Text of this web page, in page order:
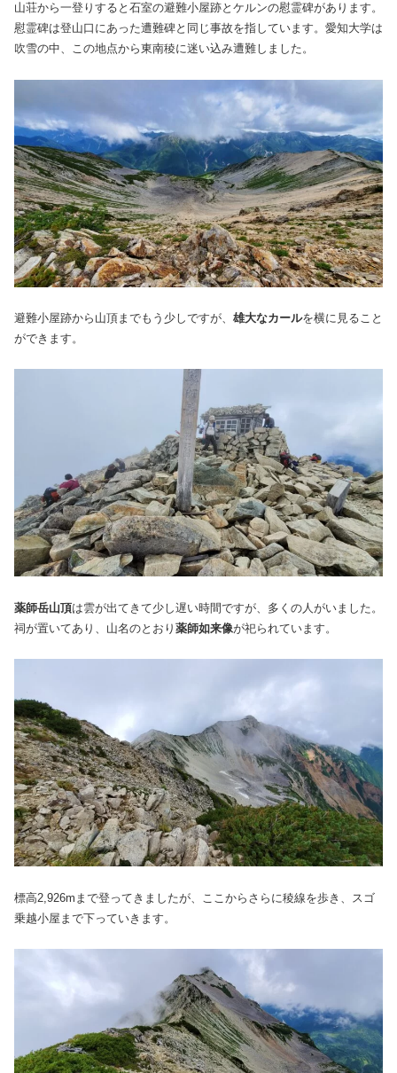
山荘から一登りすると石室の避難小屋跡とケルンの慰霊碑があります。
慰霊碑は登山口にあった遭難碑と同じ事故を指しています。愛知大学は
吹雪の中、この地点から東南稜に迷い込み遭難しました。
避難小屋跡から山頂までもう少しですが、 雄大なカールを横に見ること
ができます。
薬師岳山頂は雲が出てきて少し遅い時間ですが、多くの人がいました。
祠が置いてあり、山名のとおり 薬師如来像が祀られています。
標高2,926mまで登ってきましたが、ここからさらに稜線を歩き、スゴ
乗越小屋まで下っていきます。